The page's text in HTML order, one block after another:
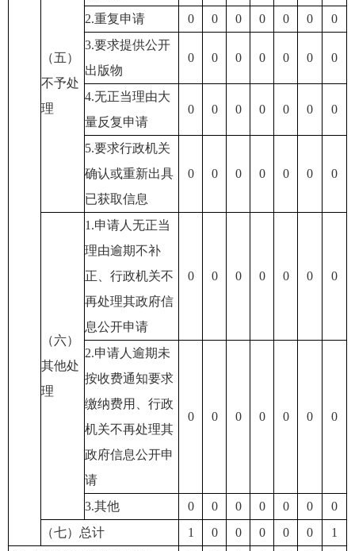
（五）
不予处
理
2.重复申请 0 0 0 0 0 0
0
3.要求提供公开
出版物
0 0 0 0 0 0 0
4.无正当理由大
量反复申请
0 0 0 0 0 0 0
5.要求行政机关
确认或重新出具
已获取信息
0 0 0 0 0 0 0
（六）
其他处
理
1.申请人无正当
理由逾期不补
正、行政机关不
再处理其政府信
息公开申请
0 0 0 0 0 0 0
2.申请人逾期未
按收费通知要求
缴纳费用、行政
机关不再处理其
政府信息公开申
请
0 0 0 0 0 0 0
3.其他 0 0 0 0 0 0
0
（七）总计
1 0 0 0 0 0
1